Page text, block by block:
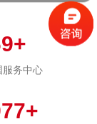
+
服务中心
+